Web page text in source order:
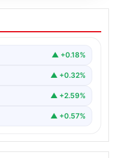
İle Dijital
Ve Chat
bir biçimde bağlantı
▲ +0.18%
▲ +0.32%
▲ +2.59%
▲ +0.57%